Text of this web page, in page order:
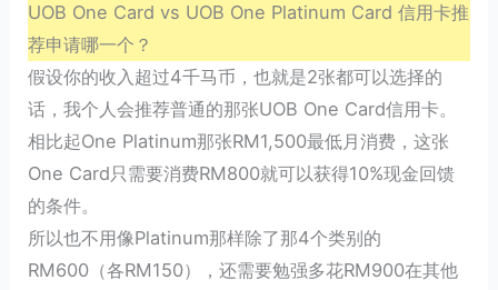
UOB One Card vs UOB One Platinum Card 信用卡推
荐申请哪一个？
假设你的收入超过4千马币，也就是2张都可以选择的
话，我个人会推荐普通的那张UOB One Card信用卡。
相比起One Platinum那张RM1,500最低月消费，这张
One Card只需要消费RM800就可以获得10%现金回馈
的条件。
所以也不用像Platinum那样除了那4个类别的
RM600（各RM150），还需要勉强多花RM900在其他